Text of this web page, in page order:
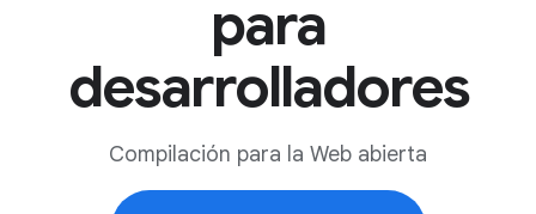
para
desarrolladores
Compilación para la Web abierta